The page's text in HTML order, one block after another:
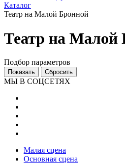
Каталог
Театр на Малой Бронной
Театр на Малой
Подбор параметров
МЫ В СОЦСЕТЯХ
Малая сцена
Основная сцена